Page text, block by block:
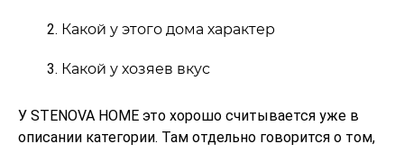
Какой у этого дома характер
Какой у хозяев вкус
У STENOVA HOME это хорошо считывается уже в
описании категории. Там отдельно говорится о том,